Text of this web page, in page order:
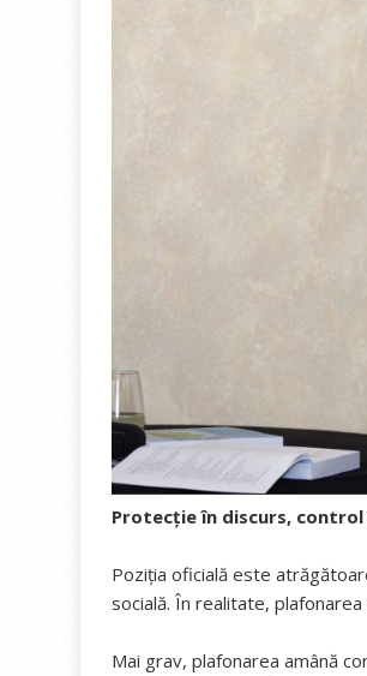
Protecție în discurs,
Poziția oficială este
socială. În realitate,
Mai grav, plafonarea amână